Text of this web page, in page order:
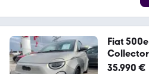
Fiat
35.990 €